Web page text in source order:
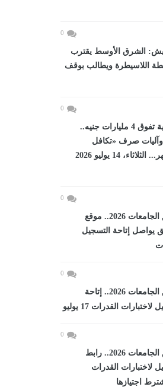
0
الشرق الأوسط يقترب
اللاسيطرة ويطالب بوقف
0
بميزانية تفوق 4 مليارات جنيه..
صرف «تكافل
وكرامة» عن شهر... الثلاثاء، 14 يوليو 2026
0
تنسيق الجامعات 2026.. موقع
يواصل إتاحة التسجيل
0
تنسيق الجامعات 2026.. إتاحة
لاختبارات القدرات 17 يوليو
0
تنسيق الجامعات 2026.. رابط
لاختبارات القدرات
اجتيازها